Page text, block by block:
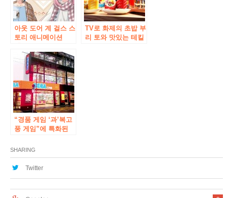
아웃 도어 계 걸스 스
토리 애니메이션
벤트 샵이 아키하바
라에 오픈! “이른바
스캔 △ 캐릭터 팝업
스토어 ‘1 월 25 일
(금)부터 스타트!
TV로 화제의 초밥 부
리 토와 맛있는 테킬
“경품 게임 ‘과’복고
풍 게임”에 특화된
「세가의 붕어빵 ‘가
게도 겸비한 새로운
점포를 아키하바라
SHARING
Twitter